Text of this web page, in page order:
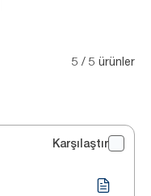
5 / 5 ürünler
Karşılaştır